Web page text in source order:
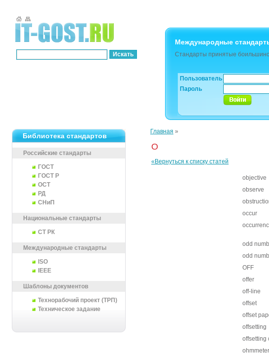
Международные
Стандарты принятые
Пользователь
Пароль
Библиотека стандартов
Российские стандарты
ГОСТ
ГОСТ Р
ОСТ
РД
СНиП
Национальные стандарты
СТ РК
Международные стандарты
ISO
IEEE
Шаблоны документов
Технорабочий проект (ТРП)
Техническое задание
Главная »
O
«Вернуться к списку статей
objective
observe
occur
odd
odd
OFF
offer
off-line
offset
offset
offsetting
offsetting
ohmmeter